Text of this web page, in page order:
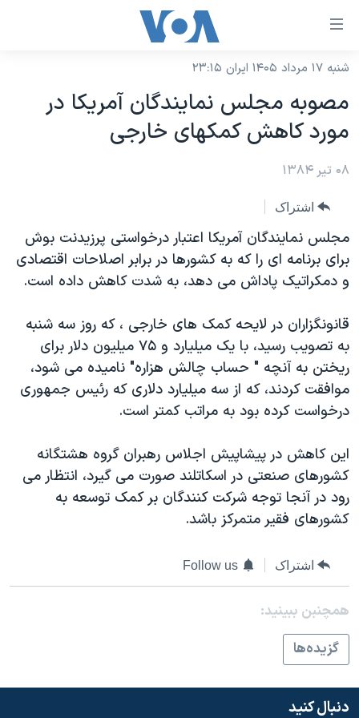
لینکهای
دسترسی
جهش
محتوای
اصلی
جهش
صفحه
اصلی
جهش
به
جستجو
نسخه سبک وب‌سایت
موضوع ها
ایران
آمریکا
جهان
ورزشی
گزیده‌ها
ویژه برنامه‌ها
ویدیوها
فرهنگ و زندگی
حقوق شهروندی
علم و فناوری
اسرائیل در جنگ
گالری عکس
برنامه های تلویزیونی
جدول برنامه ها
صفحه‌های ویژه
جام جهانی ۲۰۲۶
عملیات خشم حماسی
۲۵۰سالگی آمریکا
بایگانی برنامه‌های تلویزیونی
مستندها
انتخابات ریاست جمهوری آمریکا ۲۰۲۴
رمز مهسا
ورزش زنان در ایران
اعتراضات زن، زندگی، آزادی
تریبونال مردمی آبان ۹۸
دادگاه حمید نوری
چهل سال گروگان‌گیری
قانون شفافیت دارائی کادر رهبری ایران
اعتراضات مردمی آبان ۹۸
فرکانس‌های صدای آمریکا
پخش رادیویی
یادگیری زبان انگلیسی
دنبال کنید
زبانهای مختلف
شنبه ۱۷ مرداد ۱۴۰۵ ایران ۲۳:۱۵
مصوبه مجلس نمايندگان آمريکا در
مورد کاهش کمکهای خارجی
۰۸ تیر ۱۳۸۴
اشتراک
مجلس نمايندگان آمريکا اعتبار درخواستی پرزيدنت بوش
برای برنامه ای را که به کشورها در برابر اصلاحات اقتصادی
و دمکراتيک پاداش می دهد، به شدت کاهش داده است.
قانونگزاران در لايحه کمک های خارجی ، که روز سه شنبه
به تصويب رسيد، با يک ميليارد و ۷۵ ميليون دلار برای
ريختن به آنچه " حساب چالش هزاره" ناميده می شود،
موافقت کردند، که از سه ميليارد دلاری که رئيس جمهوری
درخواست کرده بود به مراتب کمتر است.
اين کاهش در پيشاپيش اجلاس رهبران گروه هشتگانه
کشورهای صنعتی در اسکاتلند صورت می گيرد، انتظار می
رود در آنجا توجه شرکت کنندگان بر کمک توسعه به
کشورهای فقير متمرکز باشد.
اشتراک Follow us
همچنبن ببینید:
گزيده‌ها
دنبال کنید